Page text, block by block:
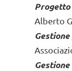
Alberto